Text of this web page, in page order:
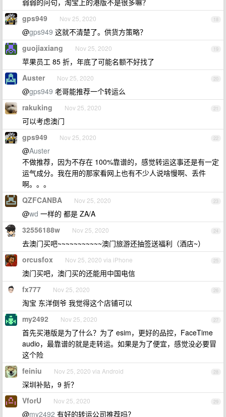
弱弱的问句，淘宝上的港版不是很多嘛？
18
gps949 Nov 25, 2020
@gps949 这就不清楚了。供货方策略？
19
guojiaxiang Nov 25, 2020
苹果员工 85 折，年底了可能名额不好找了
20
Auster Nov 25, 2020
@gps949 老哥能推荐一个转运么
21
rakuking Nov 25, 2020
可以考虑澳门
22
gps949 Nov 25, 2020
@Auster
不做推荐，因为不存在 100%靠谱的，感觉转运这事还是有一定
运气成分。我在用的那家看网上也有不少人说啥慢啊、丢件
啊。。。
23
QZFCANBA Nov 25, 2020
@wd 一样的 都是 ZA/A
24
32556188w Nov 25, 2020
去澳门买吧~~~~~~~~~~~澳门旅游还抽签送福利（酒店~）
25
orcusfox Nov 25, 2020 via iPhone
澳门买吧，澳门买的还能用中国电信
26
fx777 Nov 25, 2020
淘宝 东洋倒爷 我觉得这个店铺可以
27
my2492 Nov 25, 2020
首先买港版是为了什么？为了 esim，更好的品控，FaceTime
audio，最靠谱的就是走转运。如果是为了便宜，感觉没必要冒
这个险
28
feiniu Nov 25, 2020 via Android
深圳补贴，9 折？
29
VforU Nov 25, 2020
@my2492 有好的转运公司推荐吗？